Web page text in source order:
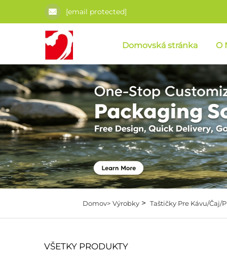
[email protected]
Domovská stránka O
Domov> Výrobky> Taštičky Pre Kávu/Čaj/
VŠETKY PRODUKTY